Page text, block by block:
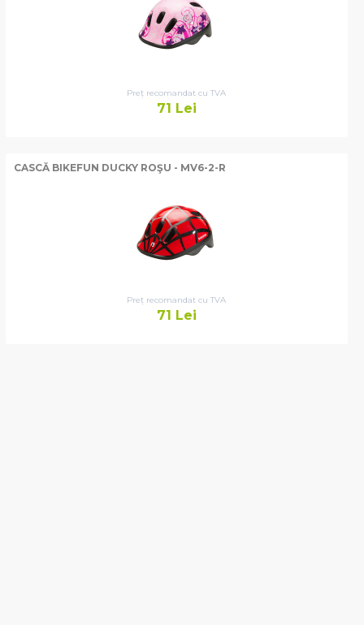
Preț recomandat cu TVA
71 Lei
CASCĂ BIKEFUN DUCKY ROŞU - MV6-2-R
Preț recomandat cu TVA
71 Lei